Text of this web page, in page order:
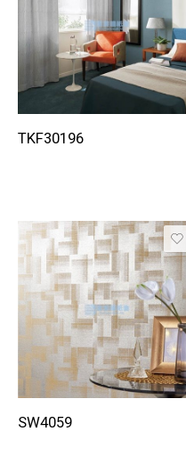
TKF30196
SW4059